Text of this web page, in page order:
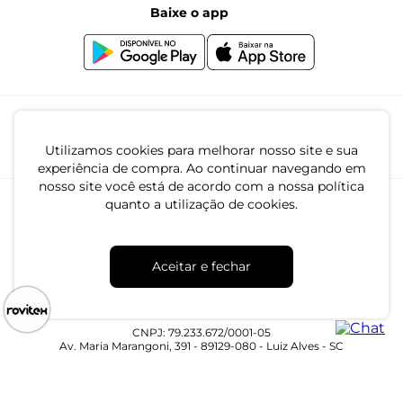
Utilizamos cookies para melhorar nosso site e sua
experiência de compra. Ao continuar navegando em
nosso site você está de acordo com a nossa política
quanto a utilização de cookies.
Aceitar e fechar
Canal de Denúncias | Ética
Igualdade Salarial
Baixe o app
CNPJ: 79.233.672/0001-05
Av. Maria Marangoni, 391 - 89129-080 - Luiz Alves - SC